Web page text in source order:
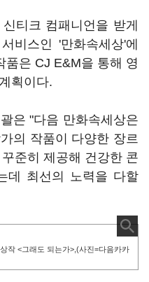
티크 컴패니언을 받게
비스인 '만화속세상'에
품은 CJ E&M을 통해 영
획이다.
은 "다음 만화속세상은
의 작품이 다양한 장르
준히 제공해 건강한 콘
데 최선의 노력을 다할
작 <그래도 되는가>,(사진=다음카카